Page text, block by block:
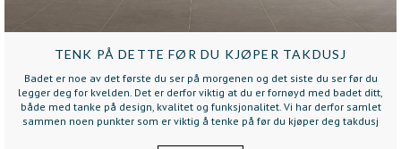
TENK PÅ DETTE FØR DU KJØPER TAKDUSJ
Badet er noe av det første du ser på morgenen og det siste du ser før du
legger deg for kvelden. Det er derfor viktig at du er fornøyd med badet ditt,
både med tanke på design, kvalitet og funksjonalitet. Vi har derfor samlet
sammen noen punkter som er viktig å tenke på før du kjøper deg takdusj